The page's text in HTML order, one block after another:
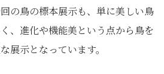
の鳥の標本展示も、単に美しい鳥
、進化や機能美という点から鳥を
展示となっています。